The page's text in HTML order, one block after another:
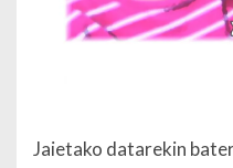
Jaietako datarekin